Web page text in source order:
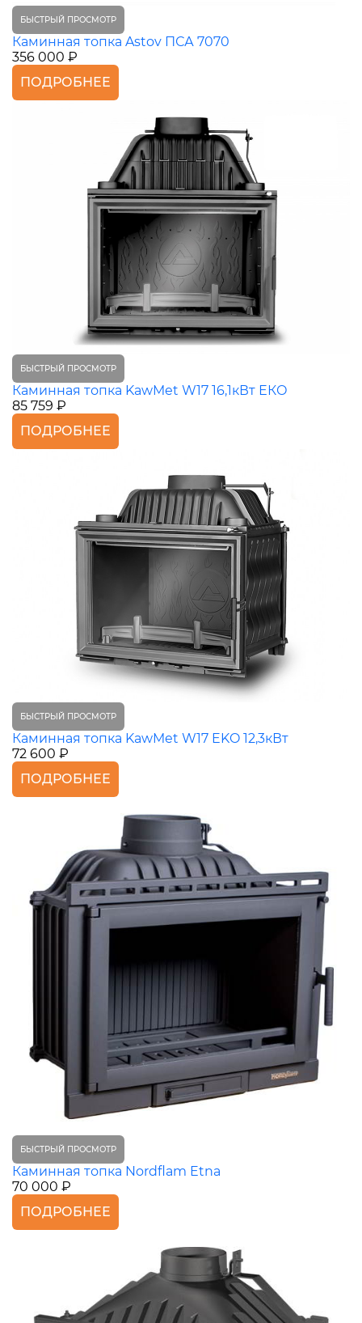
БЫСТРЫЙ ПРОСМОТР
Каминная топка Astov ПСА 7070
356 000 ₽
ПОДРОБНЕЕ
БЫСТРЫЙ ПРОСМОТР
Каминная топка KawMet W17 16,1кВт ЕКО
85 759 ₽
ПОДРОБНЕЕ
БЫСТРЫЙ ПРОСМОТР
Каминная топка KawMet W17 EKO 12,3кВт
72 600 ₽
ПОДРОБНЕЕ
БЫСТРЫЙ ПРОСМОТР
Каминная топка Nordflam Etna
70 000 ₽
ПОДРОБНЕЕ